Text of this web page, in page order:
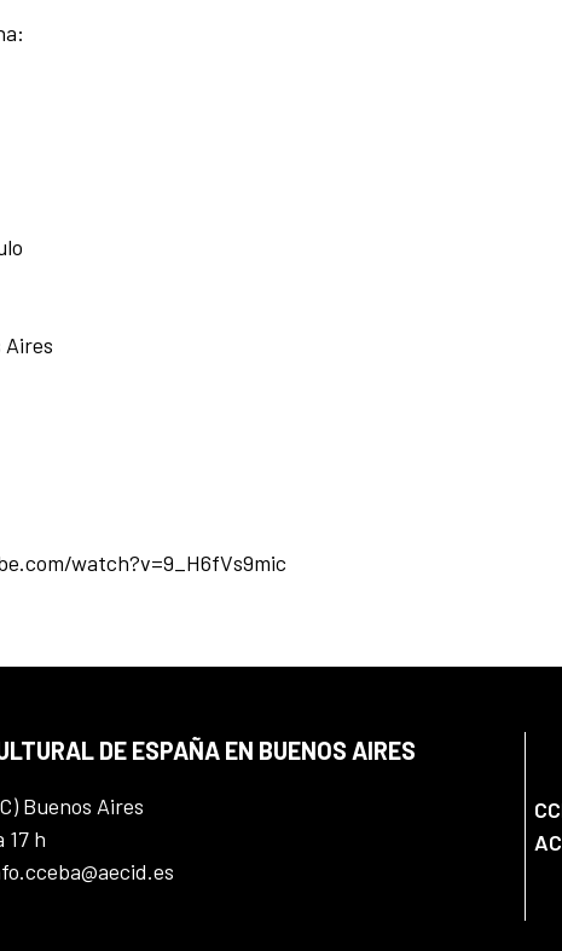
watch?v=9_H6fVs9mic
DE ESPAÑA EN BUENOS AIRES
Buenos Aires
17 h